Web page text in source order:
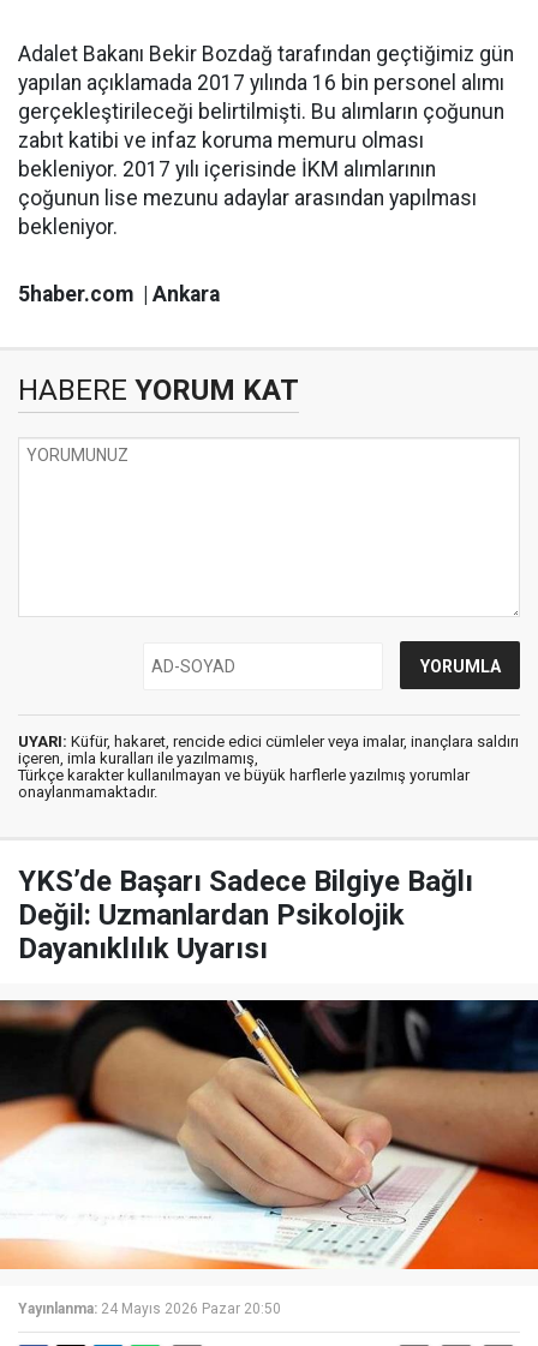
Adalet Bakanı Bekir Bozdağ tarafından geçtiğimiz gün
yapılan açıklamada 2017 yılında 16 bin personel alımı
gerçekleştirileceği belirtilmişti. Bu alımların çoğunun
zabıt katibi ve infaz koruma memuru olması
bekleniyor. 2017 yılı içerisinde İKM alımlarının
çoğunun lise mezunu adaylar arasından yapılması
bekleniyor.
5haber.com | Ankara
HABERE YORUM KAT
UYARI: Küfür, hakaret, rencide edici cümleler veya imalar, inançlara saldırı
içeren, imla kuralları ile yazılmamış,
Türkçe karakter kullanılmayan ve büyük harflerle yazılmış yorumlar
onaylanmamaktadır.
YKS’de Başarı Sadece Bilgiye Bağlı
Değil: Uzmanlardan Psikolojik
Dayanıklılık Uyarısı
Yayınlanma: 24 Mayıs 2026 Pazar 20:50